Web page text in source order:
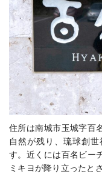
住所は南城市玉城字百
自然が残り、琉球創
す。近くには百名ビー
ミキヨが降り立ったと